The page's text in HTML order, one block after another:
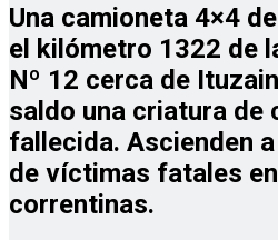
Una camioneta 4×4
el kilómetro 1322 de
Nº 12 cerca de
saldo una criatura de
fallecida. Ascienden
de víctimas fatales
correntinas.